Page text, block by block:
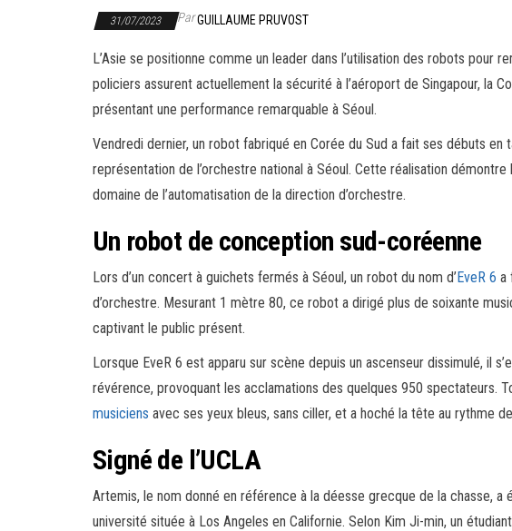
31/07/2023 ParGUILLAUME PRUVOST
L’Asie se positionne comme un leader dans l’utilisation des robots pour
policiers assurent actuellement la sécurité à l’aéroport de Singapour, la
présentant une performance remarquable à Séoul.
Vendredi dernier, un robot fabriqué en Corée du Sud a fait ses débuts en
représentation de l’orchestre national à Séoul. Cette réalisation
domaine de l’automatisation de la direction d’orchestre.
Un robot de conception sud-coréenne
Lors d’un concert à guichets fermés à Séoul, un robot du nom d’EveR 6 a
d’orchestre. Mesurant 1 mètre 80, ce robot a dirigé plus de soixante
captivant le public présent.
Lorsque EveR 6 est apparu sur scène depuis un ascenseur dissimulé, il
révérence, provoquant les acclamations des quelques 950 spectateurs.
musiciens avec ses yeux bleus, sans ciller, et a hoché la tête au rythme
Signé de l’UCLA
Artemis, le nom donné en référence à la déesse grecque de la chasse, a
université située à Los Angeles en Californie. Selon Kim Ji-min, un